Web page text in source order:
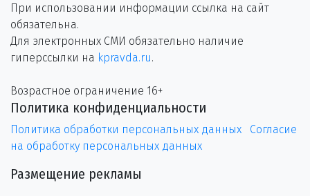
При использовании информации ссылка на сайт
обязательна.
Для электронных СМИ обязательно наличие
гиперссылки на kpravda.ru.
Возрастное ограничение 16+
Политика конфиденциальности
Политика обработки персональных данных
Согласие
на обработку персональных данных
Размещение рекламы